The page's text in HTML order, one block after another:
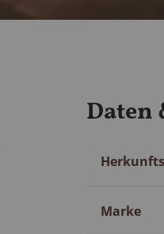
Daten
Mehr
Marke